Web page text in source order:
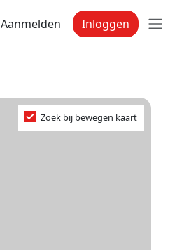
Aanmelden Inloggen
Zoek bij bewegen kaart